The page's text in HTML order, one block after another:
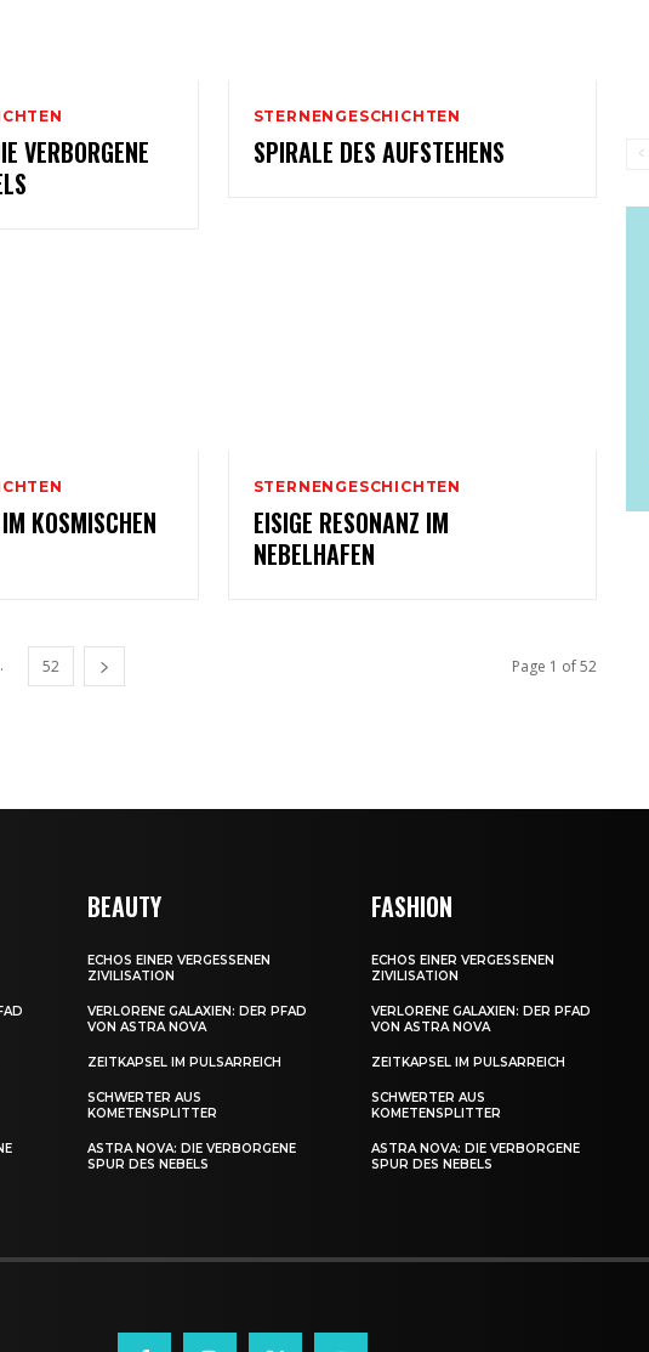
VERBORGENE
STERNENGESCHICHTEN
SPIRALE DES AUFSTEHENS
KOSMISCHEN
STERNENGESCHICHTEN
EISIGE RESONANZ IM
NEBELHAFEN
52 Page 1 of 52
BEAUTY
ECHOS EINER VERGESSENEN
ZIVILISATION
VERLORENE GALAXIEN: DER PFAD
VON ASTRA NOVA
ZEITKAPSEL IM PULSARREICH
SCHWERTER AUS
KOMETENSPLITTER
ASTRA NOVA: DIE VERBORGENE
SPUR DES NEBELS
FASHION
ECHOS EINER VERGESSENEN
ZIVILISATION
VERLORENE GALAXIEN: DER PFAD
VON ASTRA NOVA
ZEITKAPSEL IM PULSARREICH
SCHWERTER AUS
KOMETENSPLITTER
ASTRA NOVA: DIE VERBORGENE
SPUR DES NEBELS